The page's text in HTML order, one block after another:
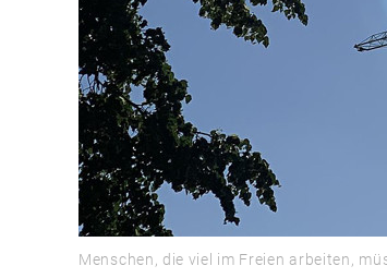
Menschen, die viel im Freien arbeiten,